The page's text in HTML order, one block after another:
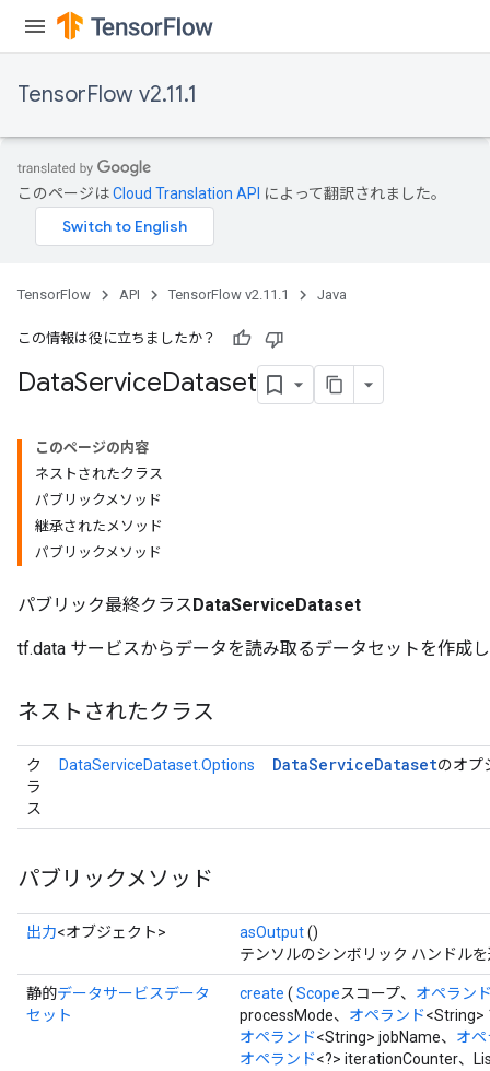
TensorFlow v2.11.1
このページはCloud Translation API によって翻訳されました。
TensorFlow API TensorFlow v2.11.1 Java
この情報は役に立ちましたか？
DataServiceDataset
このページの内容
ネストされたクラス
パブリックメソッド
継承されたメソッド
パブリックメソッド
パブリック最終クラスDataServiceDataset
tf.data サービスからデータを読み取るデータセットを作成
ネストされたクラス
ク
ラ
ス
DataServiceDataset.Options DataServiceDatasetのオプ
パブリックメソッド
出力<オブジェクト> asOutput()
テンソルのシンボリック ハンドル
静的データサービスデータ
セット
create ( Scopeスコープ、 オペラン
processMode、 オペランド<String>
オペランド<String> jobName、 オ
オペランド<?> iterationCounter、